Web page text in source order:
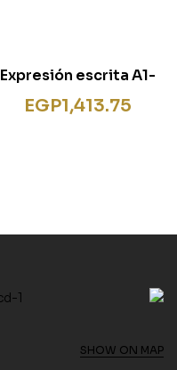
Expresión escrita A1-
A2
EGP1,413.75
SHOW ON MAP